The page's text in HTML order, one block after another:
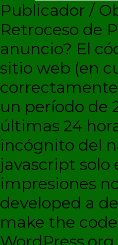
Publicador /
Retroceso de
anuncio? El
sitio web (en
un período de
últimas 24
incógnito del
javascript solo
impresiones
developed a
make the